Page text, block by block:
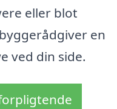
eller blot
en
ved din side.